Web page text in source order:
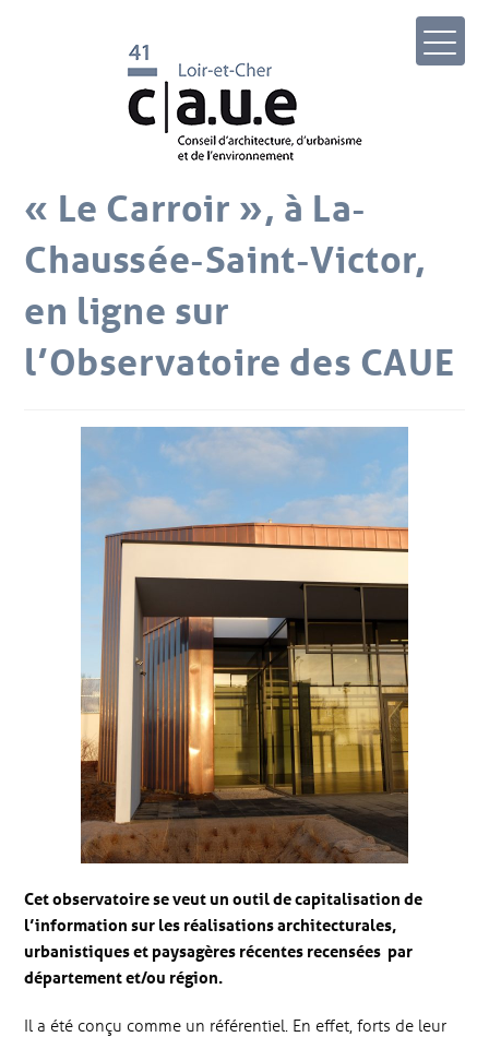
« Le Carroir », à La-
Chaussée-Saint-Victor,
en ligne sur
l’Observatoire des CAUE
Cet observatoire se veut un outil de capitalisation de
l’information sur les réalisations architecturales,
urbanistiques et paysagères récentes recensées par
département et/ou région.
Il a été conçu comme un référentiel. En effet, forts de leur